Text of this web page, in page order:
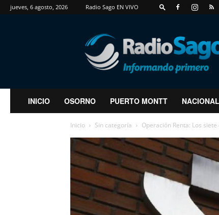
jueves, 6 agosto, 2026 Radio Sago EN VIVO
RadioSago
INICIO OSORNO PUERTO MONTT NACIONAL
Inicio Sin categoría Operación Renta: Los